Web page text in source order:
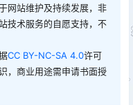
网站维护及持续发展，非
技术服务的自愿支持，不
CC BY-NC-SA 4.0许可
，商业用途需申请书面授